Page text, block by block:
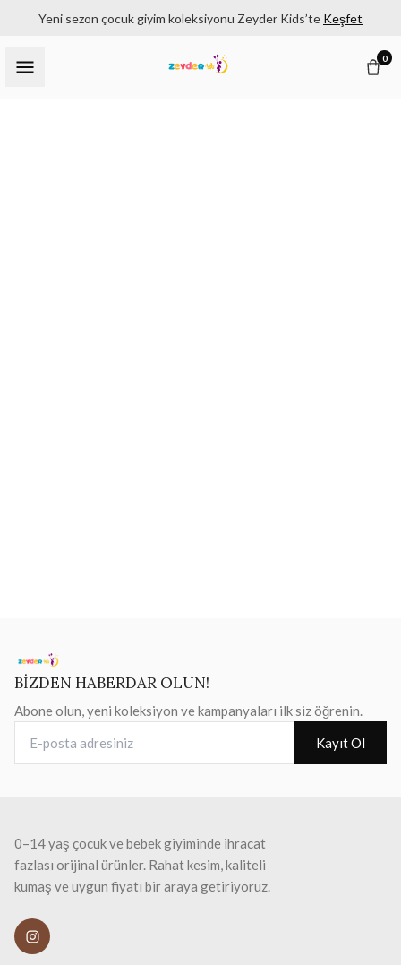
Yeni sezon çocuk giyim koleksiyonu Zeyder Kids’te Keşfet
0
BİZDEN HABERDAR OLUN!
Abone olun, yeni koleksiyon ve kampanyaları ilk siz öğrenin.
Kayıt Ol
0–14 yaş çocuk ve bebek giyiminde ihracat
fazlası orijinal ürünler. Rahat kesim, kaliteli
kumaş ve uygun fiyatı bir araya getiriyoruz.